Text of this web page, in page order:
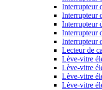
Interrupteur
Interrupteur
Interrupteur
Interrupteur
Interrupteur
Lecteur de
Lève-vitre
Lève-vitre
Lève-vitre
Lève-vitre